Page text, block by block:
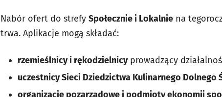
Nabór ofert do strefy Społecznie i Lokalnie na
trwa. Aplikacje mogą składać:
rzemieślnicy i rękodzielnicyprowadzący
uczestnicy Sieci Dziedzictwa Kulinarnego Dolnego
organizacje pozarządowe i podmioty ekonomii